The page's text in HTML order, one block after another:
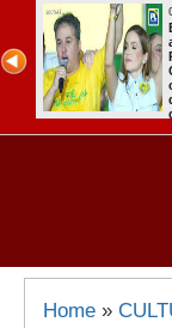
2026
Filho
Nayana
esposa do
Gilberto,
vice na
ao Governo
Home »